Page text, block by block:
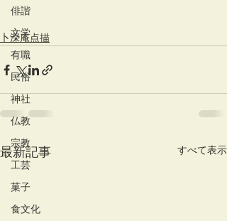
俳諧
文学
有職
民俗
神社
仏教
宗教
工芸
菓子
食文化
卜深庵点描
最新記事 すべて表示